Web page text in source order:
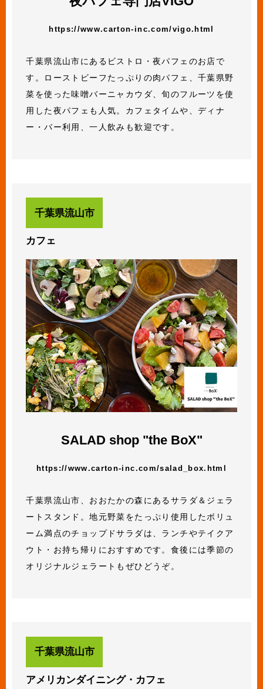
https://www.carton-inc.com/vigo.html
千葉県流山市にあるビストロ・夜パフェのお店で
す。ローストビーフたっぷりの肉パフェ、千葉県野
菜を使った味噌バーニャカウダ、旬のフルーツを使
用した夜パフェも人気。カフェタイムや、ディナ
ー・バー利用、一人飲みも歓迎です。
千葉県流山市
カフェ
SALAD shop "the BoX"
https://www.carton-inc.com/salad_box.html
千葉県流山市、おおたかの森にあるサラダ＆ジェラ
ートスタンド。地元野菜をたっぷり使用したボリュ
ーム満点のチョップドサラダは、ランチやテイクア
ウト・お持ち帰りにおすすめです。食後には季節の
オリジナルジェラートもぜひどうぞ。
千葉県流山市
アメリカンダイニング・カフェ